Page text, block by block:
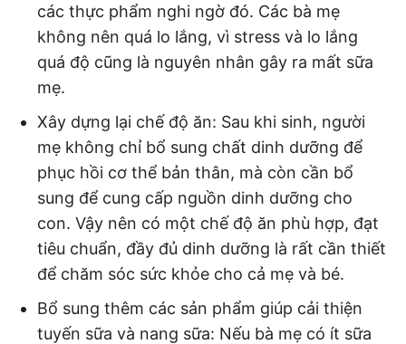
các thực phẩm nghi ngờ đó. Các bà mẹ
không nên quá lo lắng, vì stress và lo lắng
quá độ cũng là nguyên nhân gây ra mất sữa
mẹ.
Xây dựng lại chế độ ăn: Sau khi sinh, người
mẹ không chỉ bổ sung chất dinh dưỡng để
phục hồi cơ thể bản thân, mà còn cần bổ
sung để cung cấp nguồn dinh dưỡng cho
con. Vậy nên có một chế độ ăn phù hợp, đạt
tiêu chuẩn, đầy đủ dinh dưỡng là rất cần thiết
để chăm sóc sức khỏe cho cả mẹ và bé.
Bổ sung thêm các sản phẩm giúp cải thiện
tuyến sữa và nang sữa: Nếu bà mẹ có ít sữa